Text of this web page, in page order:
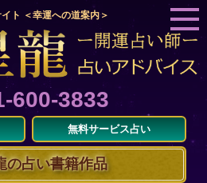
ト ＜幸運への道案内＞
600-3833
無料サービス占い
の占い書籍作品